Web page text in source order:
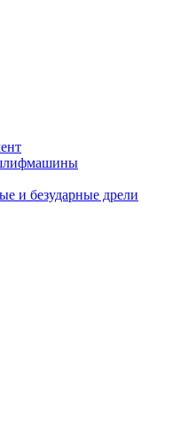
и безударные дрели